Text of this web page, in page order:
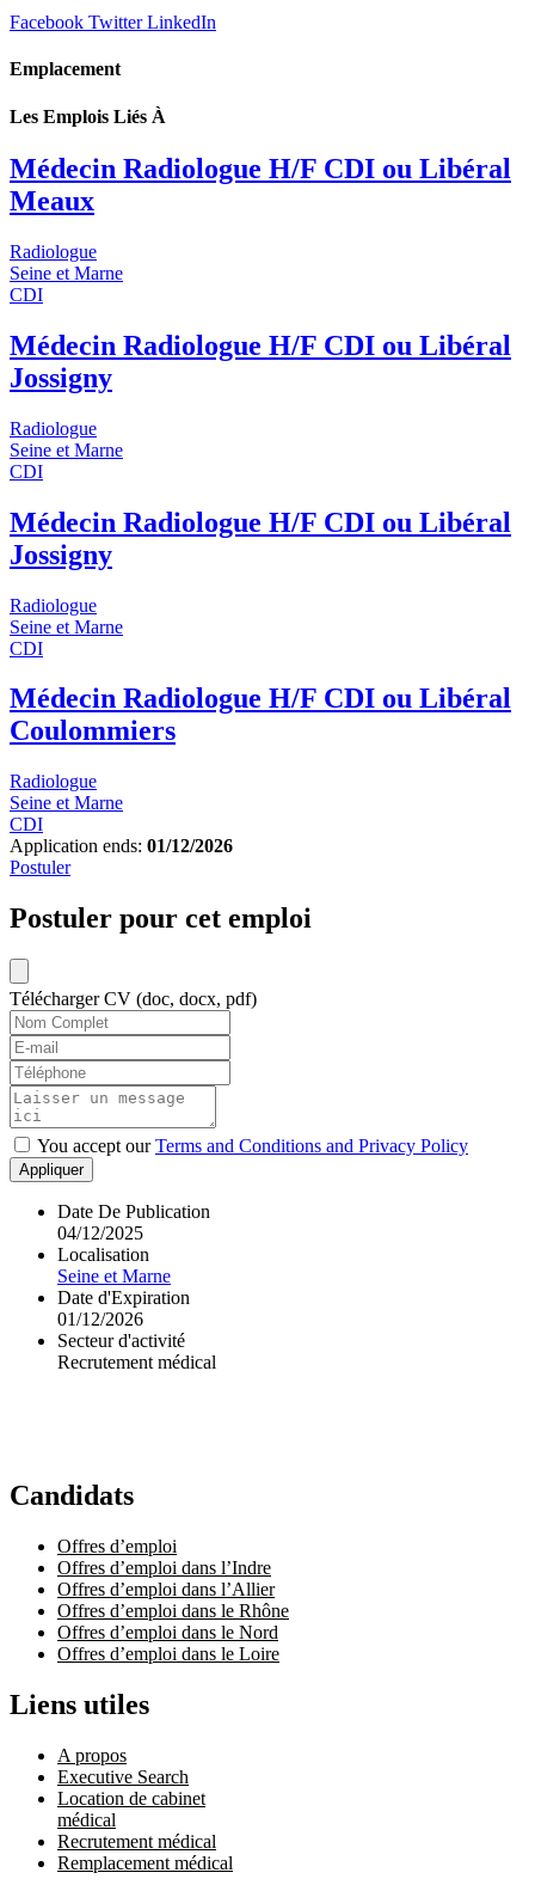
Facebook TwitterLinkedIn
Emplacement
Les Emplois Liés À
Médecin Radiologue H/F CDI ou Libéral
Meaux
Radiologue
Seine et Marne
CDI
Médecin Radiologue H/F CDI ou Libéral
Jossigny
Radiologue
Seine et Marne
CDI
Médecin Radiologue H/F CDI ou Libéral
Jossigny
Radiologue
Seine et Marne
CDI
Médecin Radiologue H/F CDI ou Libéral
Coulommiers
Radiologue
Seine et Marne
CDI
Application ends: 01/12/2026
Postuler
Postuler pour cet emploi
Télécharger CV (doc, docx, pdf)
You accept ourTerms and Conditions and Privacy Policy
Appliquer
Date De Publication
04/12/2025
Localisation
Seine et Marne
Date d'Expiration
01/12/2026
Secteur d'activité
Recrutement médical
Candidats
Offres d’emploi
Offres d’emploi dans l’Indre
Offres d’emploi dans l’Allier
Offres d’emploi dans le Rhône
Offres d’emploi dans le Nord
Offres d’emploi dans le Loire
Liens utiles
A propos
Executive Search
Location de cabinet
médical
Recrutement médical
Remplacement médical